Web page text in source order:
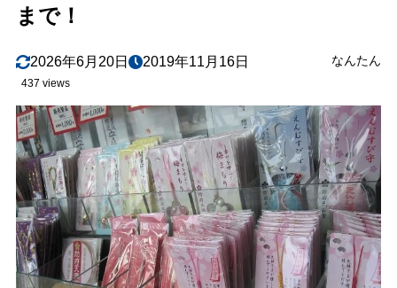
まで！
2026年6月20日 2019年11月16日 なんたん
437 views
7 まとめ